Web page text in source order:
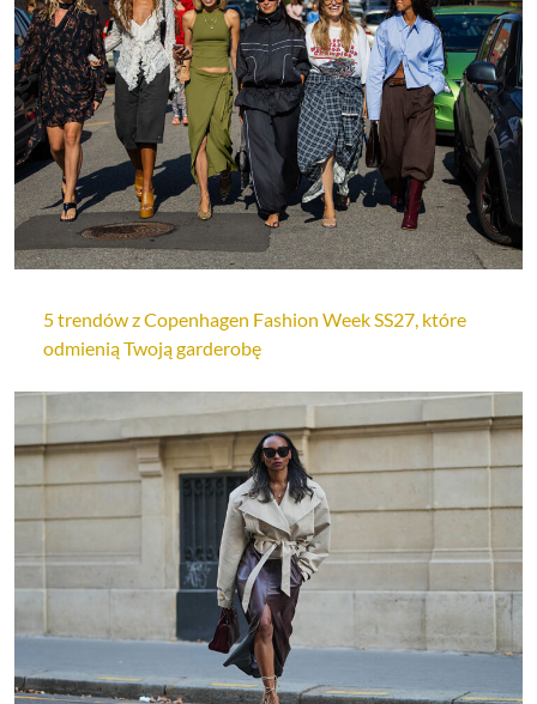
5 trendów z Copenhagen Fashion Week SS27, które
odmienią Twoją garderobę